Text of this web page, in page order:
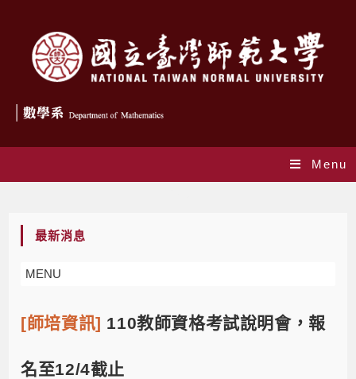
Menu
最新消息
MENU
[師培資訊] 110教師資格考試說明會，報
名至12/4截止